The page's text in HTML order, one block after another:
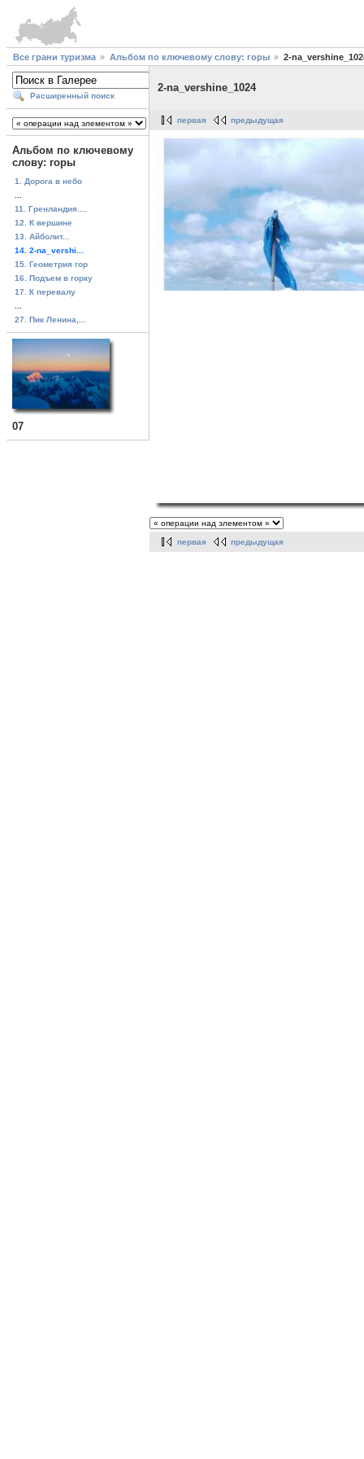
Все грани туризма Альбом по ключевому слову: горы 2-
Расширенный поиск
Альбом по ключевому
слову: горы
1. Дорога в небо
11. Гренландия....
12. К вершине
13. Айболит...
14. 2-na_vershi...
15. Геометрия гор
16. Подъем в горку
17. К перевалу
27. Пик Ленина,...
07
2-na_vershine_1024
первая предыдущая
первая предыдущая